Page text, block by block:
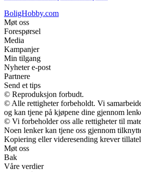
BoligHobby.com
Møt oss
Forespørsel
Media
Kampanjer
Min tilgang
Nyheter e-post
Partnere
Send et tips
© Reproduksjon forbudt.
© Alle rettigheter forbeholdt. Vi
og kan tjene på kjøpene dine gjennom
© Vi forbeholder oss alle rettigheter til
Noen lenker kan tjene oss gjennom
Kopiering eller videresending krever
Møt oss
Bak
Våre verdier